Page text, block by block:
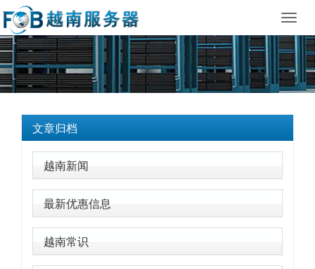
文章归档
越南新闻
最新优惠信息
越南常识